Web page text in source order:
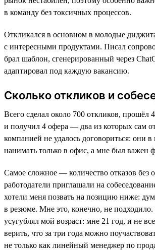
в команду без токсичных процессов.
Откликался в основном в молодые
с интересными продуктами. Писал
брал шаблон, сгенерированный через
адаптировал под каждую вакансию.
Сколько откликов и
Всего сделал около 700 откликов, прошёл
и получил 4 офера — два из которых сам
компанией не удалось договориться: они
нанимать только в офис, а мне был важен
Самое сложное — количество отказов без
работодатели приглашали на
хотели меня позвать на позицию ниже:
в резюме. Мне это, конечно, не
усугублял мой возраст: мне 21 год, и не
верить, что за три года можно
не только как линейный менеджер по